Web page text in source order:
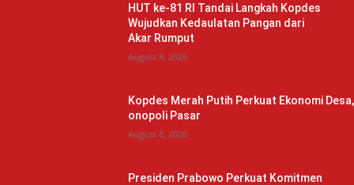
HUT ke-81 RI Tandai Langkah Kopdes
Wujudkan Kedaulatan Pangan dari
Akar Rumput
August 8, 2026
Kopdes Merah Putih Perkuat Ekonomi
onopoli Pasar
August 8, 2026
Presiden Prabowo Perkuat Komitmen